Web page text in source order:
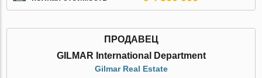
ПРОДАВЕЦ
GILMAR International Department
Gilmar Real Estate